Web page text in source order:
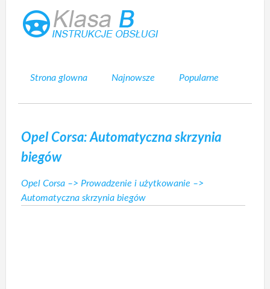
Strona glowna Najnowsze Popularne
Opel Corsa: Automatyczna skrzynia
biegów
Opel Corsa –> Prowadzenie i użytkowanie –>
Automatyczna skrzynia biegów